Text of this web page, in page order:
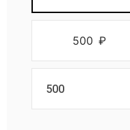
и
з
500 ₽